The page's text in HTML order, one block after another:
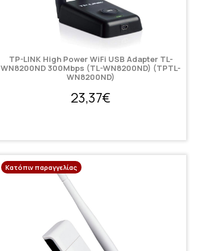
TP-LINK High Power WiFi USB Adapter TL-
WN8200ND 300Mbps (TL-WN8200ND) (TPTL-
WN8200ND)
23,37€
Κατόπιν παραγγελίας